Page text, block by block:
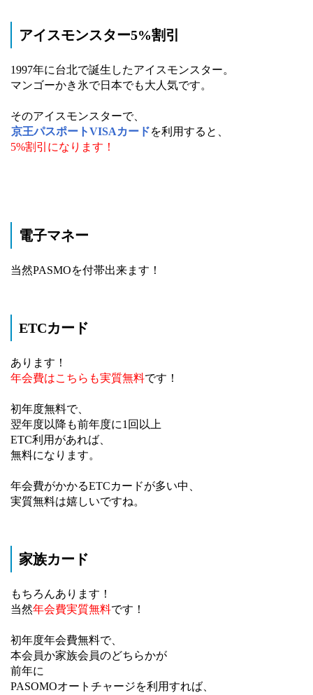
アイスモンスター5%割引
1997年に台北で誕生したアイスモンスター。
マンゴーかき氷で日本でも大人気です。
そのアイスモンスターで、
京王パスポートVISAカードを利用すると、
5%割引になります！
電子マネー
当然PASMOを付帯出来ます！
ETCカード
あります！
年会費はこちらも実質無料です！
初年度無料で、
翌年度以降も前年度に1回以上
ETC利用があれば、
無料になります。
年会費がかかるETCカードが多い中、
実質無料は嬉しいですね。
家族カード
もちろんあります！
当然年会費実質無料です！
初年度年会費無料で、
本会員か家族会員のどちらかが
前年に
PASOMOオートチャージを利用すれば、